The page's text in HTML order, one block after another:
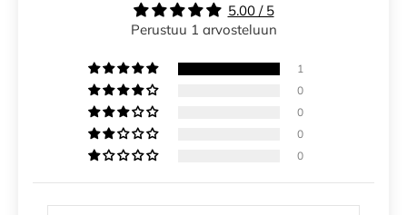
5.00 / 5
Perustuu 1 arvosteluun
1
0
0
0
0